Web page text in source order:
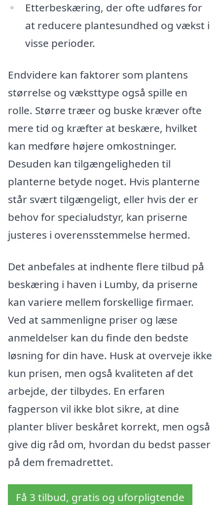
Etterbeskæring, der ofte udføres for
at reducere plantesundhed og vækst i
visse perioder.
Endvidere kan faktorer som plantens
størrelse og væksttype også spille en
rolle. Større træer og buske kræver ofte
mere tid og kræfter at beskære, hvilket
kan medføre højere omkostninger.
Desuden kan tilgængeligheden til
planterne betyde noget. Hvis planterne
står svært tilgængeligt, eller hvis der er
behov for specialudstyr, kan priserne
justeres i overensstemmelse hermed.
Det anbefales at indhente flere tilbud på
beskæring i haven i Lumby, da priserne
kan variere mellem forskellige firmaer.
Ved at sammenligne priser og læse
anmeldelser kan du finde den bedste
løsning for din have. Husk at overveje ikke
kun prisen, men også kvaliteten af det
arbejde, der tilbydes. En erfaren
fagperson vil ikke blot sikre, at dine
planter bliver beskåret korrekt, men også
give dig råd om, hvordan du bedst passer
på dem fremadrettet.
Få 3 tilbud, gratis og uforpligtende